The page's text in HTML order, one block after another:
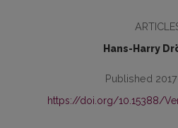
Hans-Harry
Published
https://doi.org/10.15388/